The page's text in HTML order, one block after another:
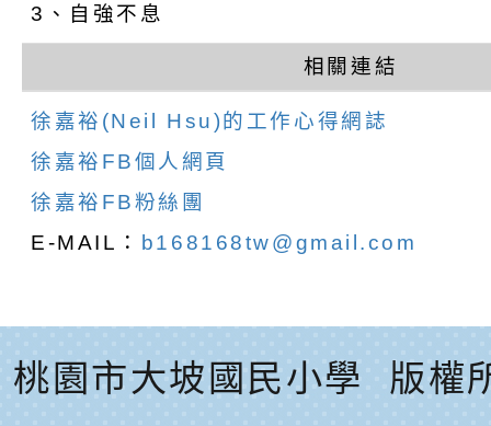
3、自強不息
相關連結
徐嘉裕(Neil Hsu)的工作心得網誌
徐嘉裕FB個人網頁
徐嘉裕FB粉絲團
E-MAIL： b168168tw@gmail.com
桃園市大坡國民小學
版權